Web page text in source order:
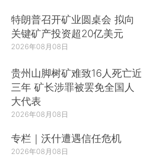
特朗普召开矿业圆桌会 拟向
关键矿产投资超20亿美元
2026年08月08日
贵州山脚树矿难致16人死亡近
三年 矿长涉罪被罢免全国人
大代表
2026年08月08日
专栏｜沃什遭遇信任危机
2026年08月08日